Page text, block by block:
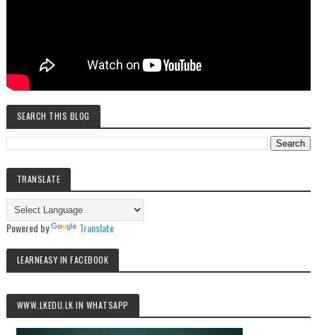
SEARCH THIS BLOG
TRANSLATE
Powered by Translate
LEARNEASY IN FACEBOOK
WWW.LKEDU.LK IN WHATSAPP